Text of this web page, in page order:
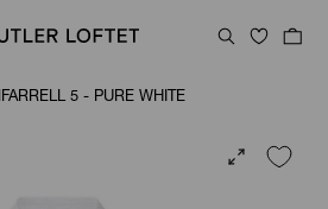
FARRELL 5 - PURE WHITE